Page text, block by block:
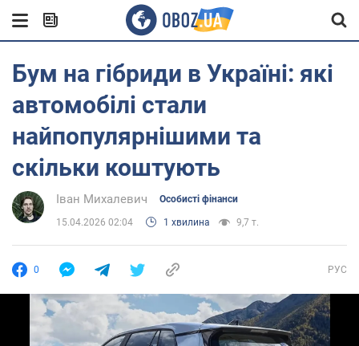
Бум на гібриди в Україні: які
автомобілі стали
найпопулярнішими та
скільки коштують
Іван Михалевич Особисті фінанси
15.04.2026 02:04 1 хвилина 9,7 т.
0 РУС